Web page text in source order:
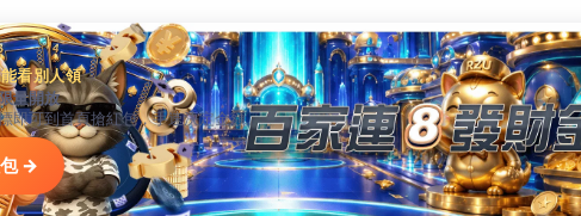
看別人領
量開放
即可到首頁搶紅包，手速決定金額。
→